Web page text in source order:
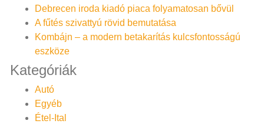
Debrecen iroda kiadó piaca folyamatosan bővül
A fűtés szivattyú rövid bemutatása
Kombájn – a modern betakarítás kulcsfontosságú
eszköze
Kategóriák
Autó
Egyéb
Étel-Ital